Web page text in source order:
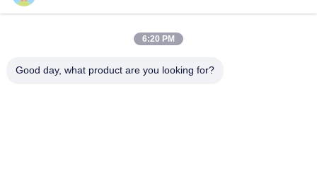
우리 주소
강, 중국
6:20 PM
Good day, what product are you looking for?